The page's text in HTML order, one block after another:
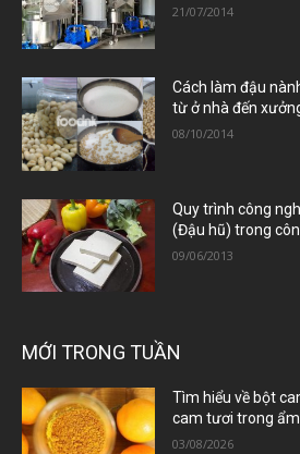
21/07/2014
Cách làm đậu
từ ở nhà đến
08/10/2014
Quy trình công
(Đậu hũ) trong
09/06/2013
MỚI TRONG TUẦN
Tìm hiểu về bột
cam tươi trong
03/08/2026